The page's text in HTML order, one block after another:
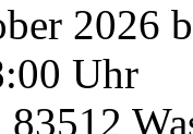
2026
Uhr
83512